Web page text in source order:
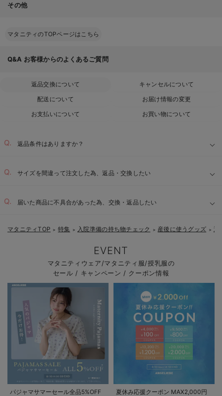
その他
マタニティのTOPページはこちら
Q&A お客様からのよくあるご質問
返品交換について
キャンセルについて
配送について
お届け情報の変更
お支払いについて
お買い物について
返品条件はありますか？
サイズを間違って注文した為、返品・交換したい
届いた商品に不具合があった為、交換・返品したい
マタニティTOP ＞ 特集 ＞ 入院準備の持ち物チェック ＞ 産後に使うグッズ ＞ 退
EVENT
マタニティウェア/マタニティ服/授乳服の
セール / キャンペーン / クーポン情報
パジャマサマーセール全品5%OFF
夏休み応援クーポン MAX2,000円